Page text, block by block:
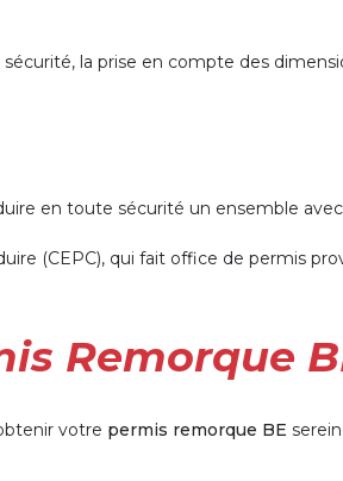
la prise en compte des
en toute sécurité un ensemble
(CEPC), qui fait office de permis
Remorque
votre permis remorque BE